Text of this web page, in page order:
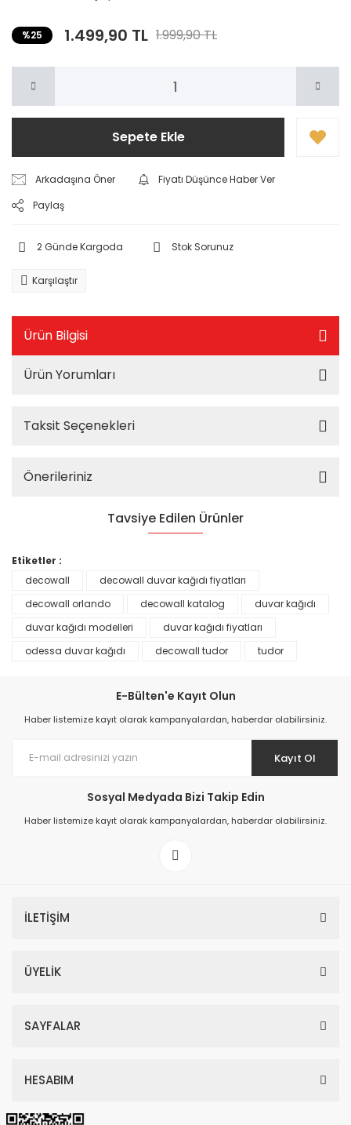
%25 1.499,90 TL 1.999,90 TL
Sepete Ekle
Arkadaşına Öner
Fiyatı Düşünce Haber Ver
Paylaş
2 Günde Kargoda Stok Sorunuz
Karşılaştır
Ürün Bilgisi
Ürün Yorumları
Taksit Seçenekleri
Önerileriniz
Tavsiye Edilen Ürünler
Prime ArtDECO Duvar Kağıdı Tutkalı 500 gr
199,00 TL
Etiketler :
decowall
decowall duvar kağıdı fiyatları
decowall orlando
decowall katalog
duvar kağıdı
duvar kağıdı modelleri
duvar kağıdı fiyatları
odessa duvar kağıdı
decowall tudor tudor
E-Bülten'e Kayıt Olun
Haber listemize kayıt olarak kampanyalardan, haberdar olabilirsiniz.
Kayıt Ol
Sosyal Medyada Bizi Takip Edin
Haber listemize kayıt olarak kampanyalardan, haberdar olabilirsiniz.
İLETİŞİM
ÜYELİK
SAYFALAR
HESABIM